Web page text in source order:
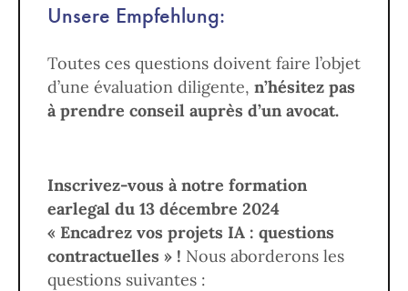
Unsere Empfehlung:
Toutes ces questions doivent faire l’objet
d’une évaluation diligente, n’hésitez pas
à prendre conseil auprès d’un avocat.
Inscrivez-vous à notre formation
earlegal du 13 décembre 2024
« Encadrez vos projets IA : questions
contractuelles » ! Nous aborderons les
questions suivantes :